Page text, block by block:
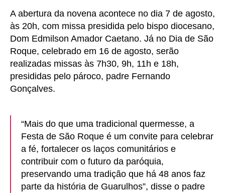
A abertura da novena acontece no dia 7 de agosto,
às 20h, com missa presidida pelo bispo diocesano,
Dom Edmilson Amador Caetano. Já no Dia de São
Roque, celebrado em 16 de agosto, serão
realizadas missas às 7h30, 9h, 11h e 18h,
presididas pelo pároco, padre Fernando
Gonçalves.
“Mais do que uma tradicional quermesse, a
Festa de São Roque é um convite para celebrar
a fé, fortalecer os laços comunitários e
contribuir com o futuro da paróquia,
preservando uma tradição que há 48 anos faz
parte da história de Guarulhos”, disse o padre